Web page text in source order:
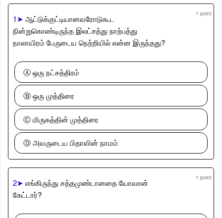
1➤ ஆட்டுக்குட்டியானவரோடுகூட
நின்றுகொண்டிருந்த இலட்சத்து நாற்பத்து
நாலாயிரம் பேருடைய நெற்றியில் என்ன இருந்தது?
1 point
Ⓐ ஒரு நட்சத்திரம்
Ⓑ ஒரு முத்திரை
Ⓒ மிருகத்தின் முத்திரை
Ⓓ அவருடைய பிதாவின் நாமம்
2➤ எங்கிருந்து சத்தமுண்டானதை யோவான்
கேட்டார்?
1 point